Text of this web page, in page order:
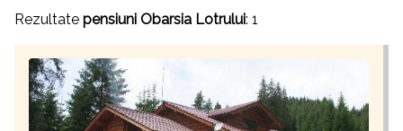
Rezultate pensiuni Obarsia Lotrului: 1